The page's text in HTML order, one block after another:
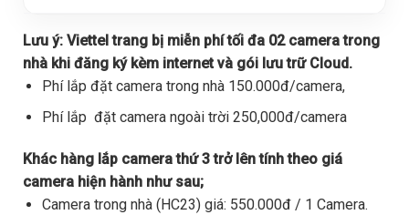
Lưu ý: Viettel trang bị miễn phí tối đa 02 camera trong
nhà khi đăng ký kèm internet và gói lưu trữ Cloud.
Phí lắp đặt camera trong nhà 150.000đ/camera,
Phí lắp đặt camera ngoài trời 250,000đ/camera
Khác hàng lắp camera thứ 3 trở lên tính theo giá
camera hiện hành như sau;
Camera trong nhà (HC23) giá: 550.000đ / 1 Camera.